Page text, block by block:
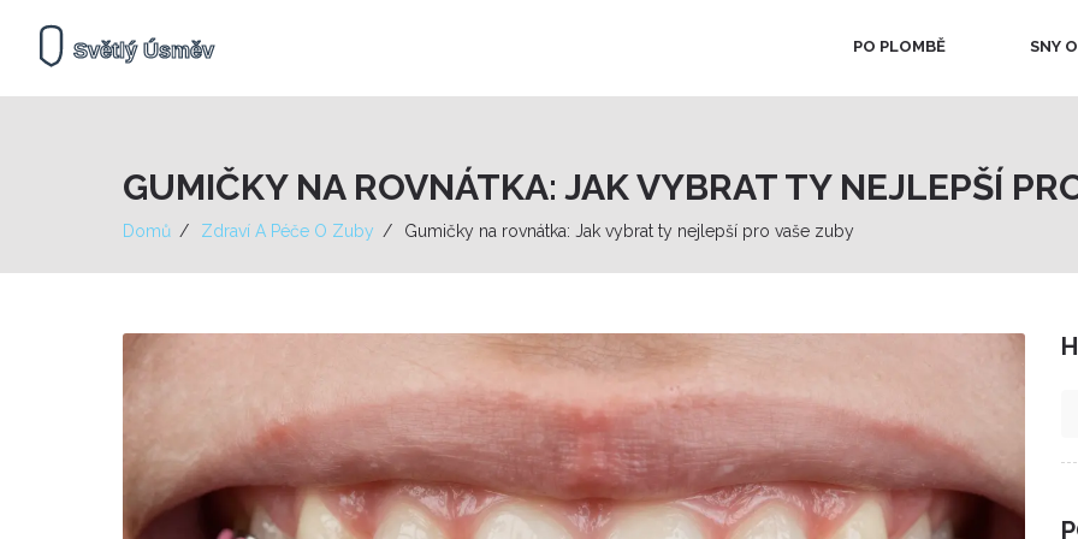
PO PLOMBĚ SNY
GUMIČKY NA ROVNÁTKA: JAK VYBRAT TY NEJLEPŠÍ
Domů Zdraví A Péče O Zuby Gumičky na rovnátka: Jak vybrat ty nejlepší pro vaše zuby